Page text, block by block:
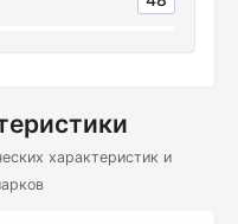
характеристик и